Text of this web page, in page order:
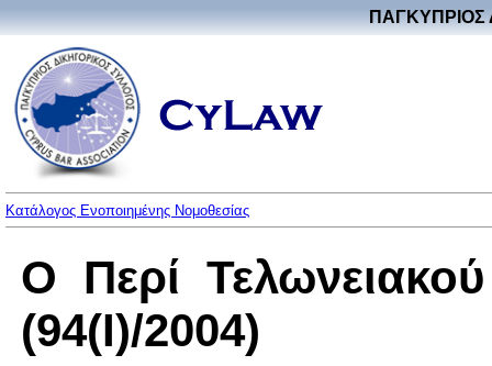
ΠΑΓΚΥΠΡΙΟΣ
Κατάλογος Ενοποιημένης Νομοθεσίας
Ο Περί
(94(I)/2004)